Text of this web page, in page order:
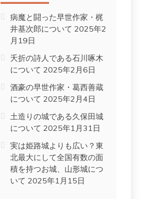
病魔と闘った早世作家・梶
井基次郎について 2025年2
月19日
夭折の詩人である石川啄木
について 2025年2月6日
酒豪の早世作家・葛西善蔵
について 2025年2月4日
土造りの城である久保田城
について 2025年1月31日
実は姫路城よりも広い？東
北最大にして全国有数の面
積を持つお城、山形城につ
いて 2025年1月15日